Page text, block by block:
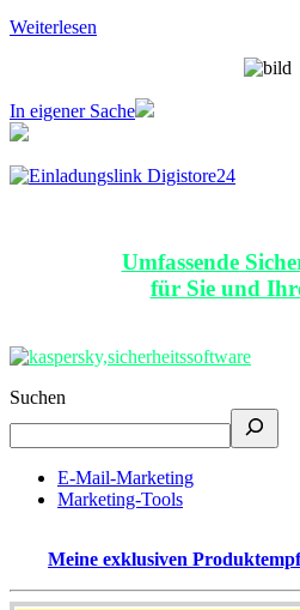
Weiterlesen
In eigener Sache
Umfassende
für Sie und
Suchen
E-Mail-Marketing
Marketing-Tools
Meine exklusiven